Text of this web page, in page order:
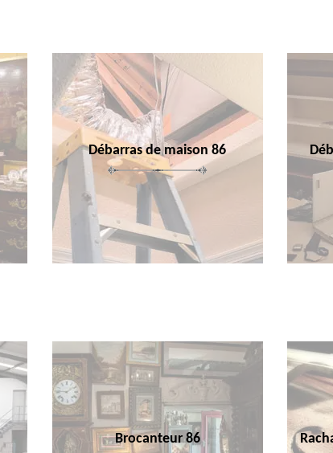
Débarras de maison 86
Brocanteur 86